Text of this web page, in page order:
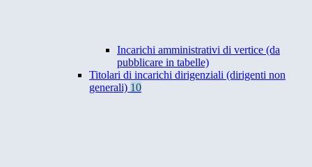
Incarichi amministrativi di vertice (da
pubblicare in tabelle)
Titolari di incarichi dirigenziali (dirigenti non
generali) 10